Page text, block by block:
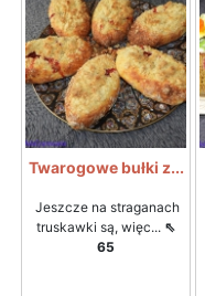
Twarogowe bułki z...
Jeszcze na straganach
truskawki są, więc... ⇖
65